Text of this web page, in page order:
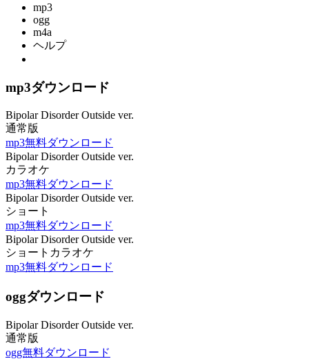
mp3
ogg
m4a
ヘルプ
mp3ダウンロード
Bipolar Disorder Outside ver.
通常版
mp3無料ダウンロード
Bipolar Disorder Outside ver.
カラオケ
mp3無料ダウンロード
Bipolar Disorder Outside ver.
ショート
mp3無料ダウンロード
Bipolar Disorder Outside ver.
ショートカラオケ
mp3無料ダウンロード
oggダウンロード
Bipolar Disorder Outside ver.
通常版
ogg無料ダウンロード